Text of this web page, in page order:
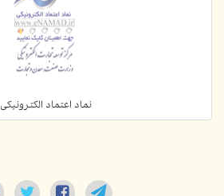
نماد اعتماد الکترونیکی